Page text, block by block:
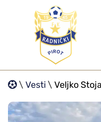
\ Vesti\ Veljko